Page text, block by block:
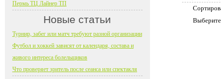
Пермь ТЦ Лайнер ТП
Новые статьи
Турнир, забег или матч требуют разной организации
Футбол и хоккей зависят от календаря, состава и
живого интереса болельщиков
Что проверяет зритель после сеанса или спектакля